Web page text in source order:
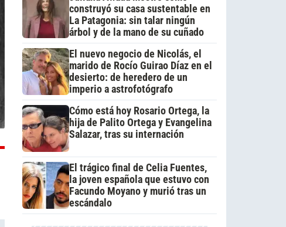
construyó su casa sustentable en
La Patagonia: sin talar ningún
árbol y de la mano de su cuñado
El nuevo negocio de Nicolás, el
marido de Rocío Guirao Díaz en el
desierto: de heredero de un
imperio a astrofotógrafo
Cómo está hoy Rosario Ortega, la
hija de Palito Ortega y Evangelina
Salazar, tras su internación
El trágico final de Celia Fuentes,
la joven española que estuvo con
Facundo Moyano y murió tras un
escándalo